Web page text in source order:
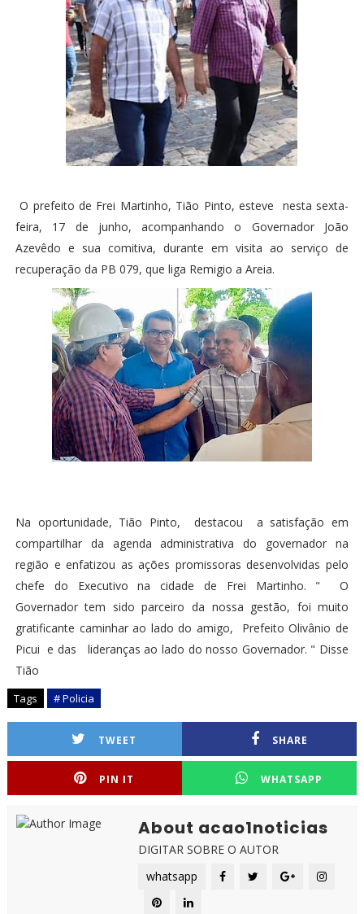
O prefeito de Frei Martinho, Tião Pinto, esteve nesta sexta-
feira, 17 de junho, acompanhando o Governador João
Azevêdo e sua comitiva, durante em visita ao serviço de
recuperação da PB 079, que liga Remigio a Areia.
Na oportunidade, Tião Pinto, destacou a satisfação em
compartilhar da agenda administrativa do governador na
região e enfatizou as ações promissoras desenvolvidas pelo
chefe do Executivo na cidade de Frei Martinho. " O
Governador tem sido parceiro da nossa gestão, foi muito
gratificante caminhar ao lado do amigo, Prefeito Olivânio de
Picui e das lideranças ao lado do nosso Governador. " Disse
Tião
Tags # Policia
TWEET SHARE
PIN IT WHATSAPP
About acao1noticias
DIGITAR SOBRE O AUTOR
whatsapp